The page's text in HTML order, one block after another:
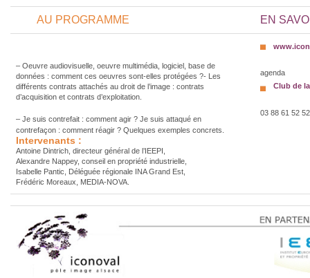
AU PROGRAMME EN
– Oeuvre audiovisuelle, oeuvre multimédia, logiciel, base de
données : comment ces oeuvres sont-elles protégées ?- Les
différents contrats attachés au droit de l’image : contrats
d’acquisition et contrats d’exploitation.
– Je suis contrefait : comment agir ? Je suis attaqué en
contrefaçon : comment réagir ? Quelques exemples concrets.
Intervenants :
Antoine Dintrich, directeur général de l’IEEPI,
Alexandre Nappey, conseil en propriété industrielle,
Isabelle Pantic, Déléguée régionale INA Grand Est,
Frédéric Moreaux, MEDIA-NOVA.
agenda
Club de
03 88 61 52 52